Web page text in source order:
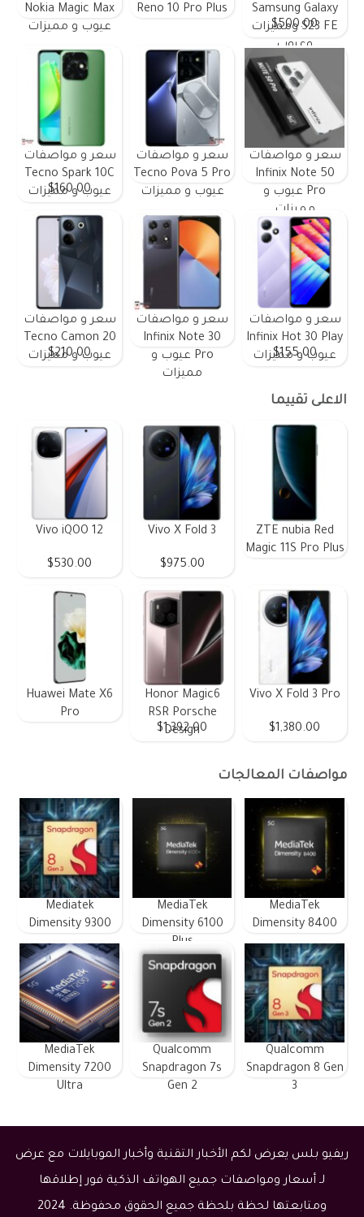
Samsung Galaxy
S23 FE ومميزات
وعيوب
$500.00
Reno 10 Pro Plus
Nokia Magic Max
عيوب و مميزات
سعر و مواصفات
Infinix Note 50
Pro عيوب و
مميزات
سعر و مواصفات
Tecno Pova 5 Pro
عيوب و مميزات
سعر و مواصفات
Tecno Spark 10C
عيوب و مميزات
$160.00
سعر و مواصفات
Infinix Hot 30 Play
عيوب و مميزات
$155.00
سعر و مواصفات
Infinix Note 30
Pro عيوب و
مميزات
سعر و مواصفات
Tecno Camon 20
عيوب و مميزات
$210.00
الاعلى تقييما
ZTE nubia Red
Magic 11S Pro Plus
Vivo X Fold 3
$975.00
Vivo iQOO 12
$530.00
Vivo X Fold 3 Pro
$1,380.00
Honor Magic6
RSR Porsche
Design
$1,392.00
Huawei Mate X6
Pro
مواصفات المعالجات
MediaTek
Dimensity 8400
MediaTek
Dimensity 6100
Plus
Mediatek
Dimensity 9300
Qualcomm
Snapdragon 8 Gen
3
Qualcomm
Snapdragon 7s
Gen 2
MediaTek
Dimensity 7200
Ultra
ريفيو بلس يعرض لكم الأخبار التقنية وأخبار الموبايلات مع عرض
لـ أسعار ومواصفات جميع الهواتف الذكية فور إطلاقها
ومتابعتها لحظة بلحظة جميع الحقوق محفوظة. 2024